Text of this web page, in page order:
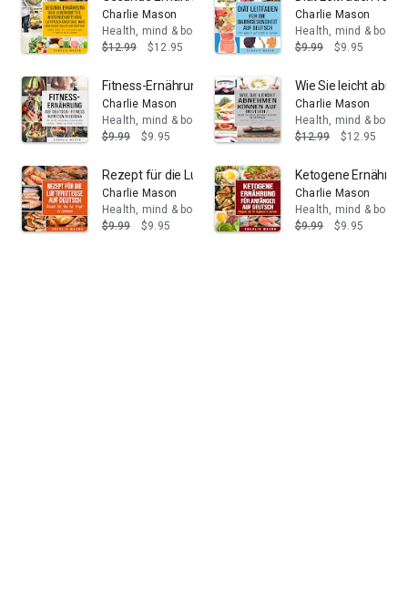
Charlie Mason
Health, mind & body
$12.99
$12.95
Charlie Mason
Health, mind & body
$9.99
$9.95
Fitness-Ernährung Auf Deutsch/ Fitness nutrition In
Charlie Mason
Health, mind & body
$9.99
$9.95
Wie Sie leicht
Charlie Mason
Health, mind & body
$12.99
$12.95
Rezept für die Luftfritteuse auf Deutsch/ Recipe for
Charlie Mason
Health, mind & body
$9.99
$9.95
Ketogene
Charlie Mason
Health, mind & body
$9.99
$9.95